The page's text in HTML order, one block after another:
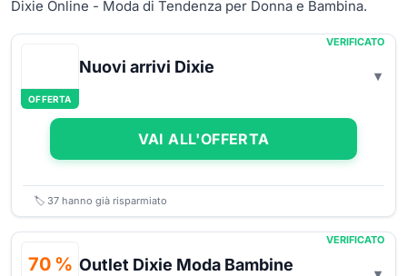
Dixie Online - Moda di Tendenza per Donna e Bambina.
OFFERTA
VERIFICATO
Nuovi arrivi Dixie
VAI ALL'OFFERTA
🏷️ 37 hanno già risparmiato
70 %
VERIFICATO
Outlet Dixie Moda Bambine